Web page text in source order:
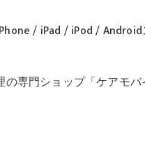
/ iPad / iPod /
の専門ショップ「ケアモ